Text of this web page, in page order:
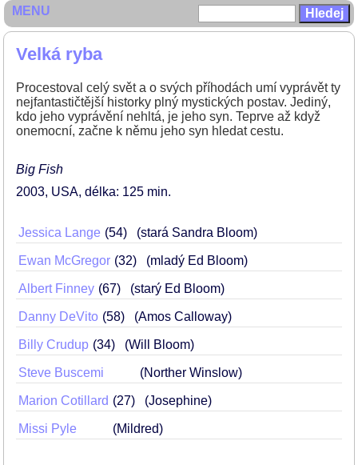
Velká ryba
Procestoval celý svět a o svých příhodách umí vyprávět ty
nejfantastičtější historky plný mystických postav. Jediný,
kdo jeho vyprávění nehltá, je jeho syn. Teprve až když
onemocní, začne k němu jeho syn hledat cestu.
Big Fish
2003 USA délka: 125 min
Jessica Lange 54 (stará Sandra Bloom)
Ewan McGregor 32 (mladý Ed Bloom)
Albert Finney 67 (starý Ed Bloom)
Danny DeVito 58 (Amos Calloway)
Billy Crudup 34 (Will Bloom)
Steve Buscemi (Norther Winslow)
Marion Cotillard 27 (Josephine)
Missi Pyle (Mildred)
MENU